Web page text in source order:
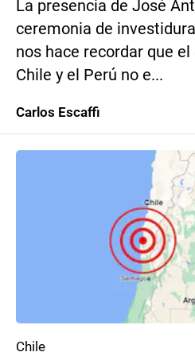
La presencia de José
ceremonia de
nos hace recordar que
Chile y el Perú no e...
Carlos Escaffi
Chile